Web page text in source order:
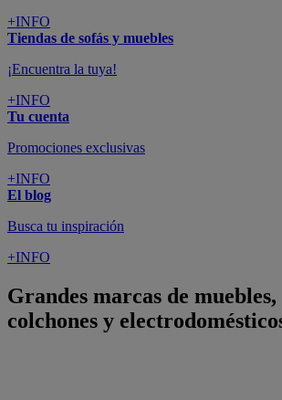
+INFO
Tiendas de sofás y muebles
¡Encuentra la tuya!
+INFO
Tu cuenta
Promociones exclusivas
+INFO
El blog
Busca tu inspiración
+INFO
Grandes marcas de muebles,
colchones y